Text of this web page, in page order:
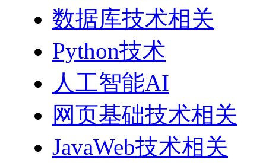
数据库技术相关
Python技术
人工智能AI
网页基础技术相关
JavaWeb技术相关